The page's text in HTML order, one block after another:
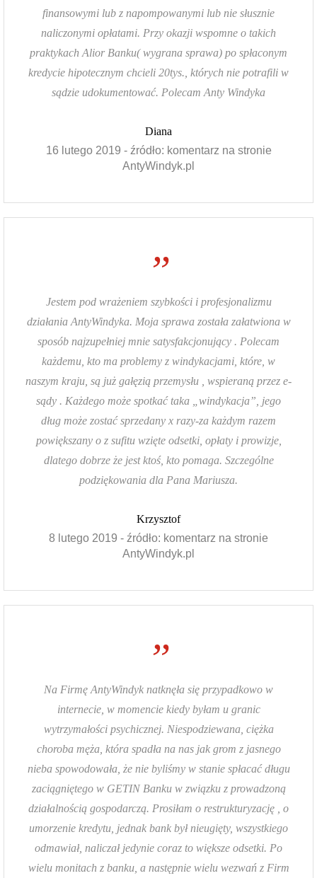
finansowymi lub z napompowanymi lub nie słusznie
naliczonymi opłatami. Przy okazji wspomne o takich
praktykach Alior Banku( wygrana sprawa) po spłaconym
kredycie hipotecznym chcieli 20tys., których nie potrafili w
sądzie udokumentować. Polecam Anty Windyka
Diana
16 lutego 2019 - źródło: komentarz na stronie
AntyWindyk.pl
”
Jestem pod wrażeniem szybkości i profesjonalizmu
działania AntyWindyka. Moja sprawa została załatwiona w
sposób najzupełniej mnie satysfakcjonujący . Polecam
każdemu, kto ma problemy z windykacjami, które, w
naszym kraju, są już gałęzią przemysłu , wspieraną przez e-
sądy . Każdego może spotkać taka „windykacja”, jego
dług może zostać sprzedany x razy-za każdym razem
powiększany o z sufitu wzięte odsetki, opłaty i prowizje,
dlatego dobrze że jest ktoś, kto pomaga. Szczególne
podziękowania dla Pana Mariusza.
Krzysztof
8 lutego 2019 - źródło: komentarz na stronie
AntyWindyk.pl
”
Na Firmę AntyWindyk natknęła się przypadkowo w
internecie, w momencie kiedy byłam u granic
wytrzymałości psychicznej. Niespodziewana, ciężka
choroba męża, która spadła na nas jak grom z jasnego
nieba spowodowała, że nie byliśmy w stanie spłacać długu
zaciągniętego w GETIN Banku w związku z prowadzoną
działalnością gospodarczą. Prosiłam o restrukturyzację , o
umorzenie kredytu, jednak bank był nieugięty, wszystkiego
odmawiał, naliczał jedynie coraz to większe odsetki. Po
wielu monitach z banku, a następnie wielu wezwań z Firm